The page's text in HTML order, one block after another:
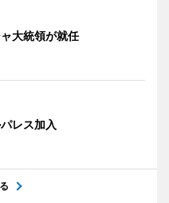
大統領が就任
レス加入